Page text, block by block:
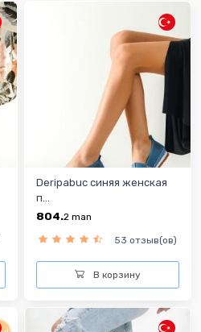
Deripabuc синяя женская
п...
804.2 man
53 отзыв(ов)
В корзину